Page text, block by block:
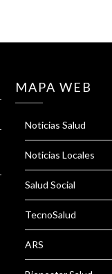
MAPA WEB
Noticias Salud
Noticias Locales
Salud Social
TecnoSalud
ARS